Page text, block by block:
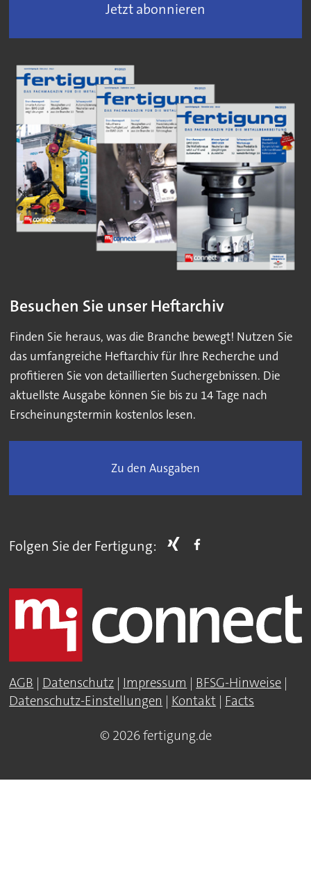
Jetzt abonnieren
Besuchen Sie unser Heftarchiv
Finden Sie heraus, was die Branche bewegt! Nutzen Sie
das umfangreiche Heftarchiv für Ihre Recherche und
profitieren Sie von detaillierten Suchergebnissen. Die
aktuellste Ausgabe können Sie bis zu 14 Tage nach
Erscheinungstermin kostenlos lesen.
Zu den Ausgaben
Folgen Sie der Fertigung:
AGB | Datenschutz | Impressum | BFSG-Hinweise |
Datenschutz-Einstellungen | Kontakt | Facts
© 2026 fertigung.de